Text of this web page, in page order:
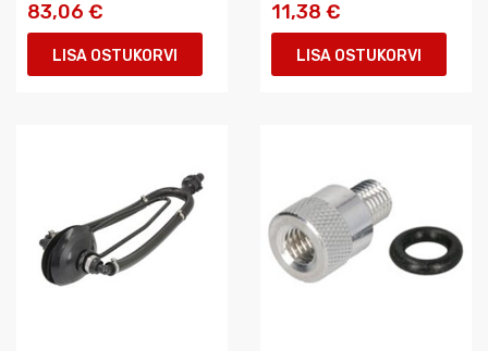
83,06 €
LISA OSTUKORVI
11,38 €
LISA OSTUKORVI